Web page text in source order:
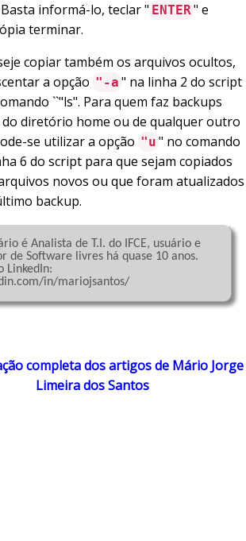
informá-lo, teclar " ENTER" e
terminar.
copiar também os arquivos ocultos,
a opção "-a " na linha 2 do script
``"ls". Para quem faz backups
diretório home ou de qualquer outro
se utilizar a opção "u " no comando
6 do script para que sejam copiados
novos ou que foram atualizados
backup.
de Software livres há quase 10 anos.
LinkedIn:
in/mariojsantos/
completa dos artigos de Mário Jorge
Limeira dos Santos